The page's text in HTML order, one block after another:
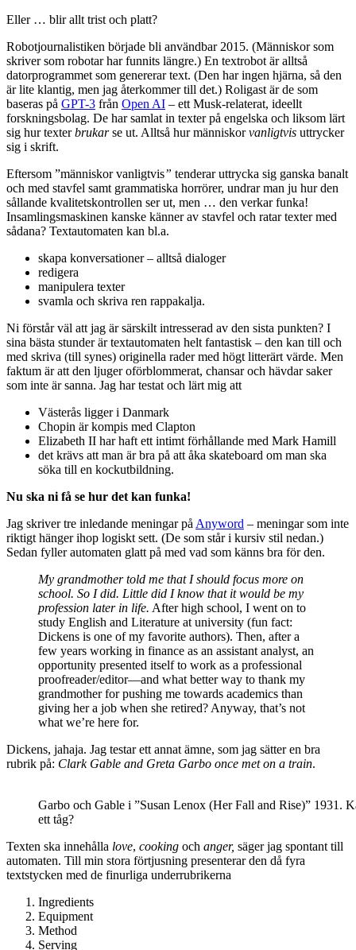
Eller … blir allt trist och platt?
Robotjournalistiken började bli användbar 2015. (Människor som
skriver som robotar har funnits längre.) En textrobot är alltså
datorprogrammet som genererar text. (Den har ingen hjärna, så den
är lite klantig, men jag återkommer till det.) Roligast är de som
baseras på GPT-3 från Open AI – ett Musk-relaterat, ideellt
forskningsbolag. De har samlat in texter på engelska och liksom lärt
sig hur texterbrukarse ut. Alltså hur människorvanligtvis uttrycker
sig i skrift.
Eftersom ”människor vanligtvis” tenderar uttrycka sig ganska banalt
och med stavfel samt grammatiska horrörer, undrar man ju hur den
sållande kvalitetskontrollen ser ut, men … den verkar funka!
Insamlingsmaskinen kanske känner av stavfel och ratar texter med
sådana? Textautomaten kan bl.a.
skapa konversationer – alltså dialoger
redigera
manipulera texter
svamla och skriva ren rappakalja.
Ni förstår väl att jag är särskilt intresserad av den sista punkten? I
sina bästa stunder är textautomaten helt fantastisk – den kan till och
med skriva (till synes) originella rader med högt litterärt värde. Men
faktum är att den ljuger oförblommerat, chansar och hävdar saker
som inte är sanna. Jag har testat och lärt mig att
Västerås ligger i Danmark
Chopin är kompis med Clapton
Elizabeth II har haft ett intimt förhållande med Mark Hamill
det krävs att man är bra på att åka skateboard om man ska
söka till en kockutbildning.
Nu ska ni få se hur det kan funka!
Jag skriver tre inledande meningar på Anyword – meningar som inte
riktigt hänger ihop logiskt sett. (De som står i kursiv stil nedan.)
Sedan fyller automaten glatt på med vad som känns bra för den.
My grandmother told me that I should focus more on
school. So I did. Little did I know that it would be my
profession later in life. After high school, I went on to
study English and Literature at university (fun fact:
Dickens is one of my favorite authors). Then, after a
few years working in finance as an assistant analyst, an
opportunity presented itself to work as a professional
proofreader/editor—and what better way to thank my
grandmother for pushing me towards academics than
giving her a job when she retired? Anyway, that’s not
what we’re here for.
Dickens, jahaja. Jag testar ett annat ämne, som jag sätter en bra
rubrik på: Clark Gable and Greta Garbo once met on a train.
Garbo och Gable i ”Susan Lenox (Her Fall and Rise)” 1931.
ett tåg?
Texten ska innehålla love, cooking och anger, säger jag spontant till
automaten. Till min stora förtjusning presenterar den då fyra
textstycken med de finurliga underrubrikerna
Ingredients
Equipment
Method
Serving